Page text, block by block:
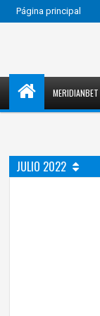
Página principal
MERIDIANBET
JULIO 2022